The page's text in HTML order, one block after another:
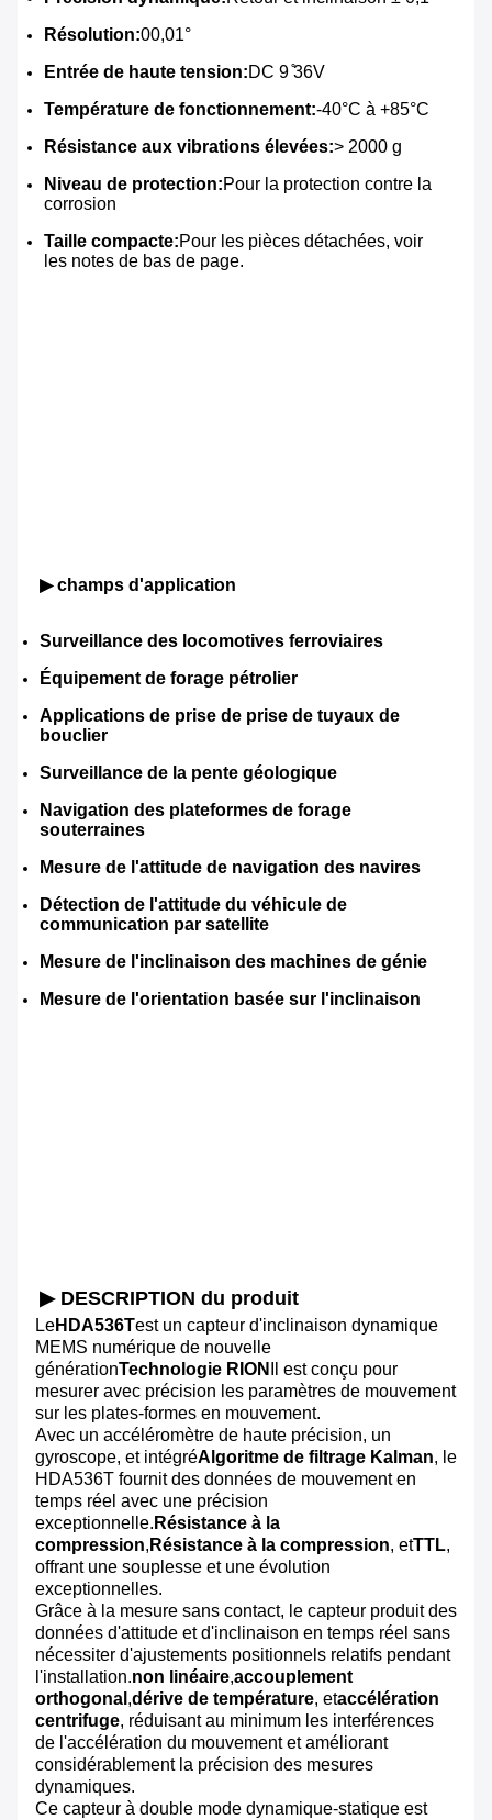
Résolution:00,01°
Entrée de haute tension:DC 9 ̊36V
Température de fonctionnement:-40°C à +85°C
Résistance aux vibrations élevées:> 2000 g
Niveau de protection:Pour la protection contre la
corrosion
Taille compacte:Pour les pièces détachées, voir
les notes de bas de page.
▶ champs d'application
Surveillance des locomotives ferroviaires
Équipement de forage pétrolier
Applications de prise de prise de tuyaux de
bouclier
Surveillance de la pente géologique
Navigation des plateformes de forage
souterraines
Mesure de l'attitude de navigation des navires
Détection de l'attitude du véhicule de
communication par satellite
Mesure de l'inclinaison des machines de génie
Mesure de l'orientation basée sur l'inclinaison
▶ DESCRIPTION du produit
LeHDA536Test un capteur d'inclinaison dynamique
MEMS numérique de nouvelle
générationTechnologie RION
Il est conçu pour
mesurer avec précision les paramètres de mouvement
sur les plates-formes en mouvement.
Avec un accéléromètre de haute précision, un
gyroscope, et intégréAlgoritme de filtrage Kalman, le
HDA536T fournit des données de mouvement en
temps réel avec une précision
exceptionnelle. Résistance à la
compression, Résistance à la compression, etTTL,
offrant une souplesse et une évolu­tion
exceptionnelles.
Grâce à la mesure sans contact, le capteur produit des
données d'attitude et d'inclinaison en temps réel sans
nécessiter d'ajustements positionnels relatifs pendant
l'installation.non linéaire,accouplement
orthogonal ,dérive de température, etaccélération
centrifuge, réduisant au minimum les interférences
de l'accélération du mouvement et améliorant
considérablement la précision des mesures
dynamiques.
Ce capteur à double mode dynamique-statique est